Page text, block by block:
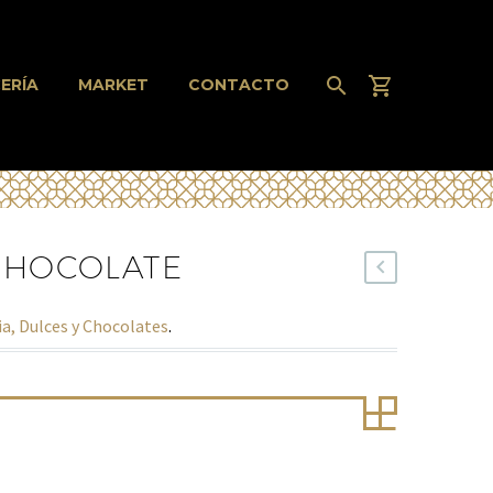
MARKET CONTACTO
Dulces y Chocolates.